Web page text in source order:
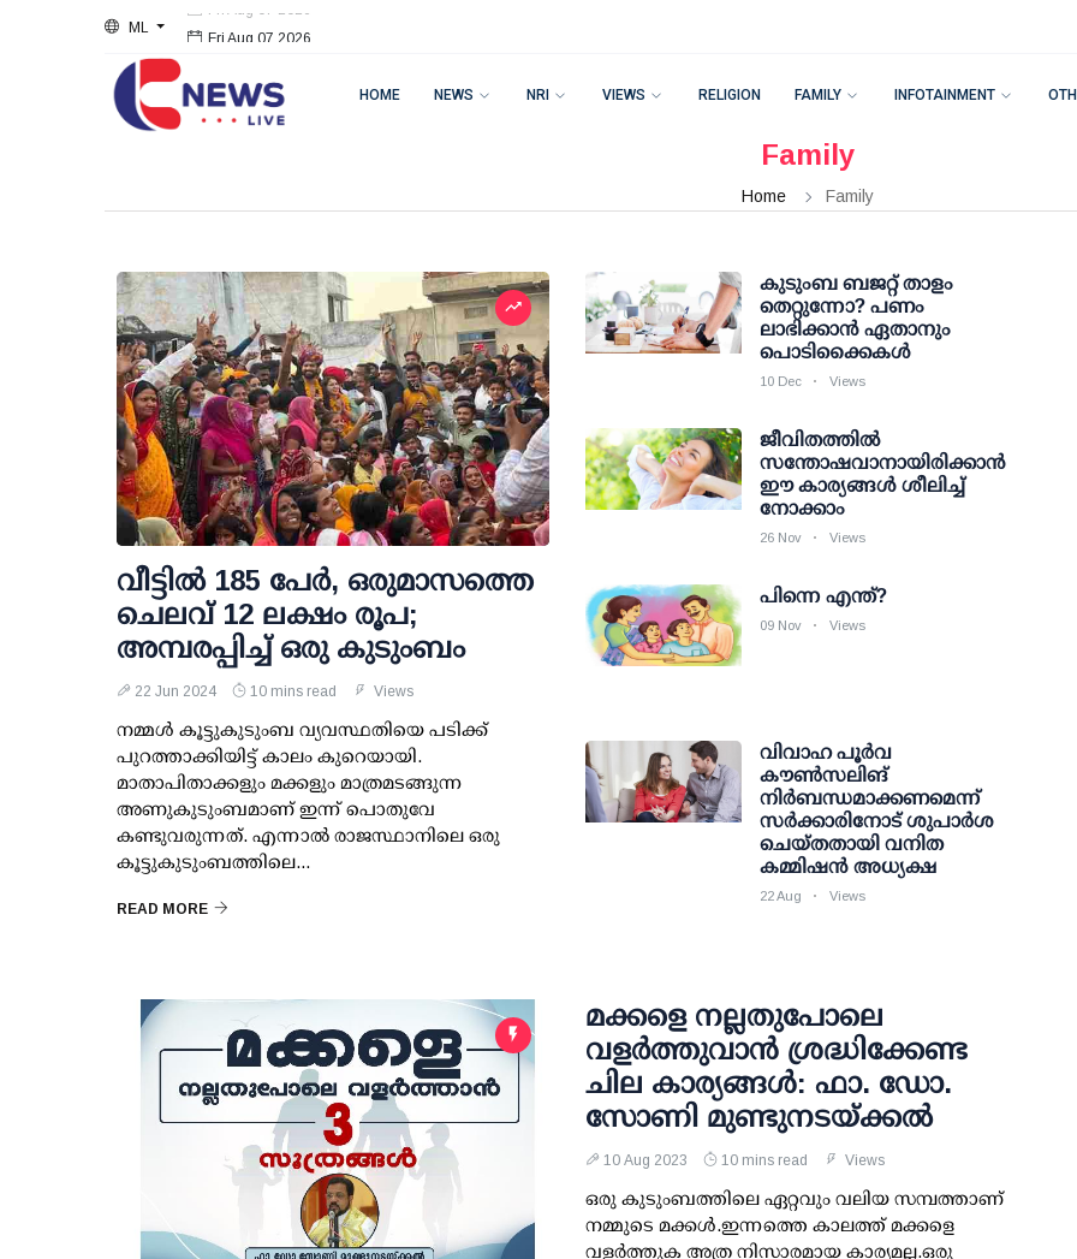
ML Fri Aug 07 2026
HOME NEWS NRI VIEWS RELIGION FAMILY INFOTAINMENT
Family
Home Family
വീട്ടില്‍ 185 പേര്‍, ഒരുമാസത്തെ
ചെലവ് 12 ലക്ഷം രൂപ;
അമ്പരപ്പിച്ച് ഒരു കുടുംബം
22 Jun 2024 10 mins read Views
നമ്മള്‍ കൂട്ടുകുടുംബ വ്യവസ്ഥതിയെ പടിക്ക്
പുറത്താക്കിയിട്ട് കാലം കുറെയായി.
മാതാപിതാക്കളും മക്കളും മാത്രമടങ്ങുന്ന
അണുകുടുംബമാണ് ഇന്ന് പൊതുവേ
കണ്ടുവരുന്നത്. എന്നാല്‍ രാജസ്ഥാനിലെ ഒരു
കൂട്ടുകുടുംബത്തിലെ...
READ MORE
കുടുംബ ബജറ്റ് താളം
തെറ്റുന്നോ? പണം
ലാഭിക്കാന്‍ ഏതാനും
പൊടിക്കൈകള്‍
10 Dec Views
ജീവിതത്തില്‍
സന്തോഷവാനായിരിക്കാന്‍
ഈ കാര്യങ്ങള്‍ ശീലിച്ച്
നോക്കാം
26 Nov Views
പിന്നെ എന്ത്?
09 Nov Views
വിവാഹ പൂര്‍വ
കൗണ്‍സലിങ്
നിര്‍ബന്ധമാക്കണമെന്ന്
സര്‍ക്കാരിനോട് ശുപാര്‍ശ
ചെയ്തതായി വനിത
കമ്മിഷന്‍ അധ്യക്ഷ
22 Aug Views
മക്കളെ നല്ലതുപോലെ
വളർത്തുവാൻ ശ്രദ്ധിക്കേണ്ട
ചില കാര്യങ്ങൾ: ഫാ. ഡോ.
സോണി മുണ്ടുനടയ്ക്കൽ
10 Aug 2023 10 mins read Views
ഒരു കുടുംബത്തിലെ ഏറ്റവും വലിയ സമ്പത്താണ്
നമ്മുടെ മക്കൾ.ഇന്നത്തെ കാലത്ത് മക്കളെ
വളർത്തുക അത്ര നിസാരമായ കാര്യമല്ല.ഒരു